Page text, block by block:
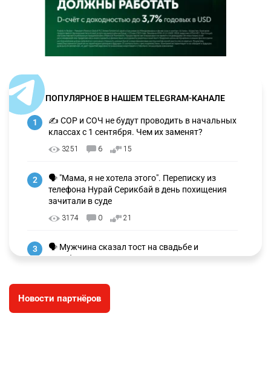
ПОПУЛЯРНОЕ В НАШЕМ TELEGRAM-КАНАЛЕ
1
✍️ СОР и СОЧ не будут проводить в начальных
классах с 1 сентября. Чем их заменят?
3251 6 15
2
🗣 "Мама, я не хотела этого". Переписку из
телефона Нурай Серикбай в день похищения
зачитали в суде
3174 0 21
3
🗣 Мужчина сказал тост на свадьбе и
заработал уголовное дело
🐏 Скота больше, а мясо дороже. Почему в
Казахстане продолжают расти цены на
Новости партнёров